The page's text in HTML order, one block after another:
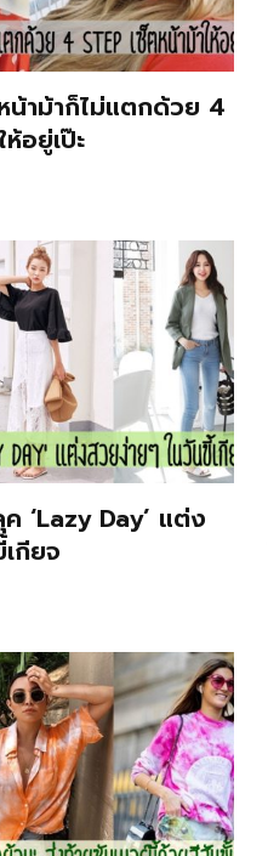
น้าม้าก็ไม่แตกด้วย 4
อยู่เป๊ะ
‘Lazy Day’ แต่ง
กียจ